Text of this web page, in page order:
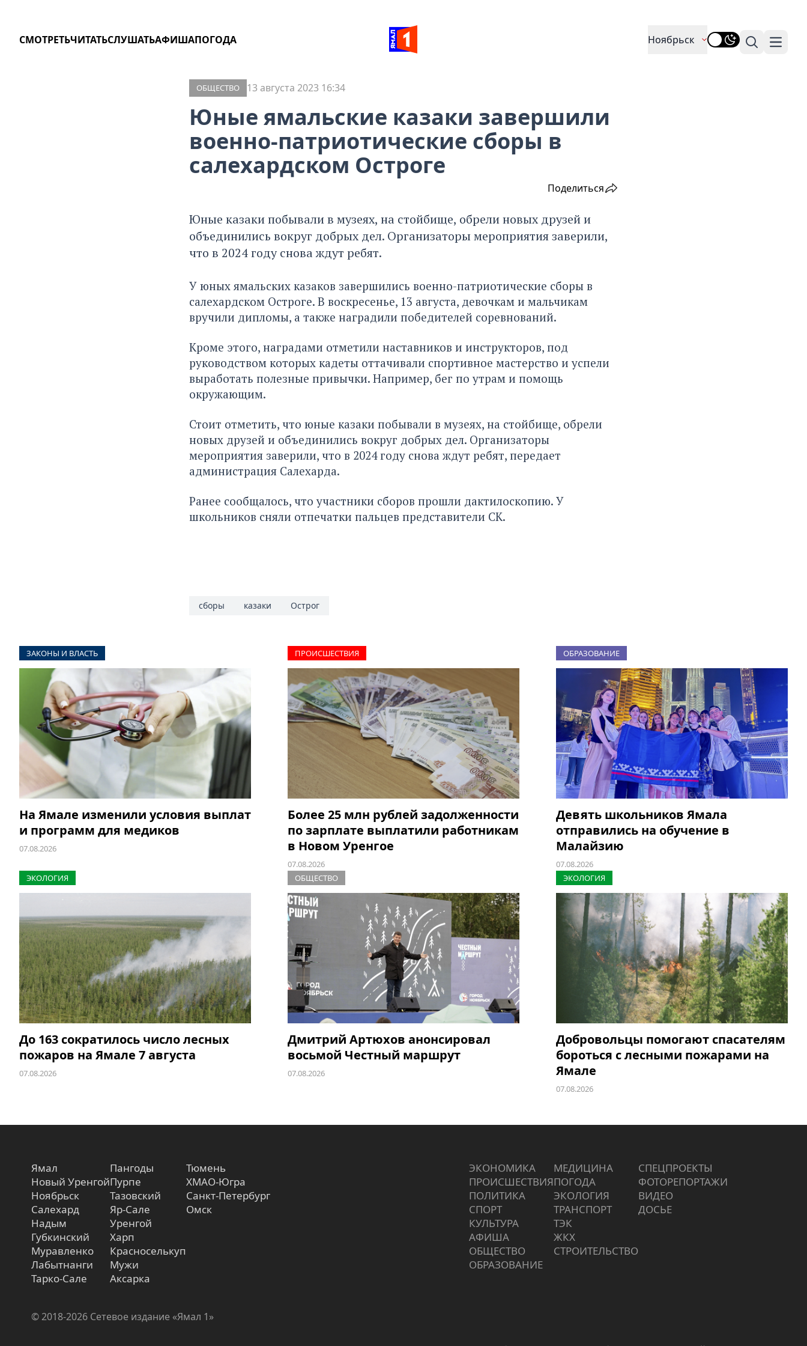
СМОТРЕТЬЧИТАТЬСЛУШАТЬАФИШАПОГОДА Ноябрьск
Поиск
ОБЩЕСТВО 13 августа 2023 16:34
Юные ямальские казаки завершили
военно-патриотические сборы в
салехардском Остроге
Поделиться
Юные казаки побывали в музеях, на стойбище, обрели новых друзей и
объединились вокруг добрых дел. Организаторы мероприятия заверили,
что в 2024 году снова ждут ребят.
У юных ямальских казаков завершились военно-патриотические сборы в
салехардском Остроге. В воскресенье, 13 августа, девочкам и мальчикам
вручили дипломы, а также наградили победителей соревнований.
Кроме этого, наградами отметили наставников и инструкторов, под
руководством которых кадеты оттачивали спортивное мастерство и успели
выработать полезные привычки. Например, бег по утрам и помощь
окружающим.
Стоит отметить, что юные казаки побывали в музеях, на стойбище, обрели
новых друзей и объединились вокруг добрых дел. Организаторы
мероприятия заверили, что в 2024 году снова ждут ребят, передает
администрация Салехарда.
Ранее сообщалось, что участники сборов прошли дактилоскопию. У
школьников сняли отпечатки пальцев представители СК.
сборы казаки Острог
ЗАКОНЫ И ВЛАСТЬ
На Ямале изменили условия выплат
и программ для медиков
07.08.2026
ПРОИCШЕСТВИЯ
Более 25 млн рублей задолженности
по зарплате выплатили работникам
в Новом Уренгое
07.08.2026
ОБРАЗОВАНИЕ
Девять школьников Ямала
отправились на обучение в
Малайзию
07.08.2026
ЭКОЛОГИЯ
До 163 сократилось число лесных
пожаров на Ямале 7 августа
07.08.2026
ОБЩЕСТВО
Дмитрий Артюхов анонсировал
восьмой Честный маршрут
07.08.2026
ЭКОЛОГИЯ
Добровольцы помогают спасателям
бороться с лесными пожарами на
Ямале
07.08.2026
Ямал
Новый Уренгой
Ноябрьск
Салехард
Надым
Губкинский
Муравленко
Лабытнанги
Тарко-Сале
Пангоды
Пурпе
Тазовский
Яр-Сале
Уренгой
Харп
Красноселькуп
Мужи
Аксарка
Тюмень
ХМАО-Югра
Санкт-Петербург
Омск
ЭКОНОМИКА
ПРОИCШЕСТВИЯ
ПОЛИТИКА
СПОРТ
КУЛЬТУРА
АФИША
ОБЩЕСТВО
ОБРАЗОВАНИЕ
МЕДИЦИНА
ПОГОДА
ЭКОЛОГИЯ
ТРАНСПОРТ
ТЭК
ЖКХ
СТРОИТЕЛЬСТВО
СПЕЦПРОЕКТЫ
ФОТОРЕПОРТАЖИ
ВИДЕО
ДОСЬЕ
© 2018-2026 Сетевое издание «Ямал 1»